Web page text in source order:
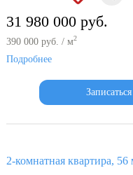
31 980 000 руб.
390 000 руб. / м2
Подробнее
2-комнатная квартира, 56